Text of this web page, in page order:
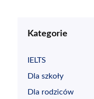
Kategorie
IELTS
Dla szkoły
Dla rodziców